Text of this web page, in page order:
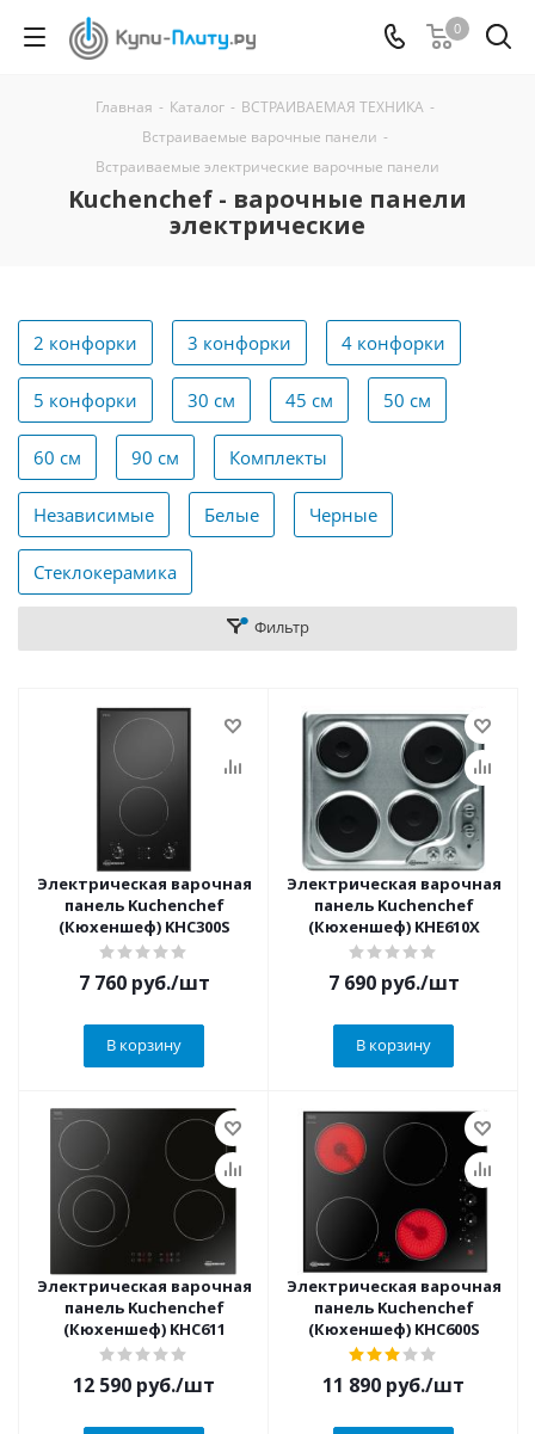
0
Главная - Каталог - ВСТРАИВАЕМАЯ ТЕХНИКА -
Встраиваемые варочные панели -
Встраиваемые электрические варочные панели
Kuchenchef - варочные панели
электрические
2 конфорки 3 конфорки 4 конфорки
5 конфорки 30 см 45 см 50 см
60 см 90 см Комплекты
Независимые Белые Черные
Стеклокерамика
Фильтр
Электрическая варочная
панель Kuchenchef
(Кюхеншеф) KHC300S
7 760руб./шт
В корзину
Электрическая варочная
панель Kuchenchef
(Кюхеншеф) KHE610X
7 690руб./шт
В корзину
Электрическая варочная
панель Kuchenchef
(Кюхеншеф) KHC611
12 590 руб./шт
Электрическая варочная
панель Kuchenchef
(Кюхеншеф) KHC600S
11 890 руб./шт